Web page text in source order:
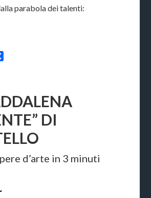
parabola dei talenti:
DI
d’arte in 3 minuti